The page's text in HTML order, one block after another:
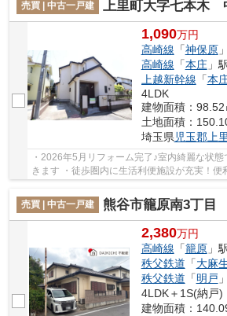
売買 | 中古一戸建
上里町大字七本木
1,090万円
高崎線 「神保原
高崎線 「本庄」
上越新幹線 「本
4LDK
建物面積：98.52
土地面積：
埼玉県児玉郡上
・2026年5月リフォーム完了♪室内綺麗な状
きます ・徒歩圏内に生活利便施設が充実！便
売買 | 中古一戸建
熊谷市籠原南3丁目
2,380万円
高崎線 「籠原」
秩父鉄道 「大麻
秩父鉄道 「明戸
4LDK＋1S(納戸)
建物面積：